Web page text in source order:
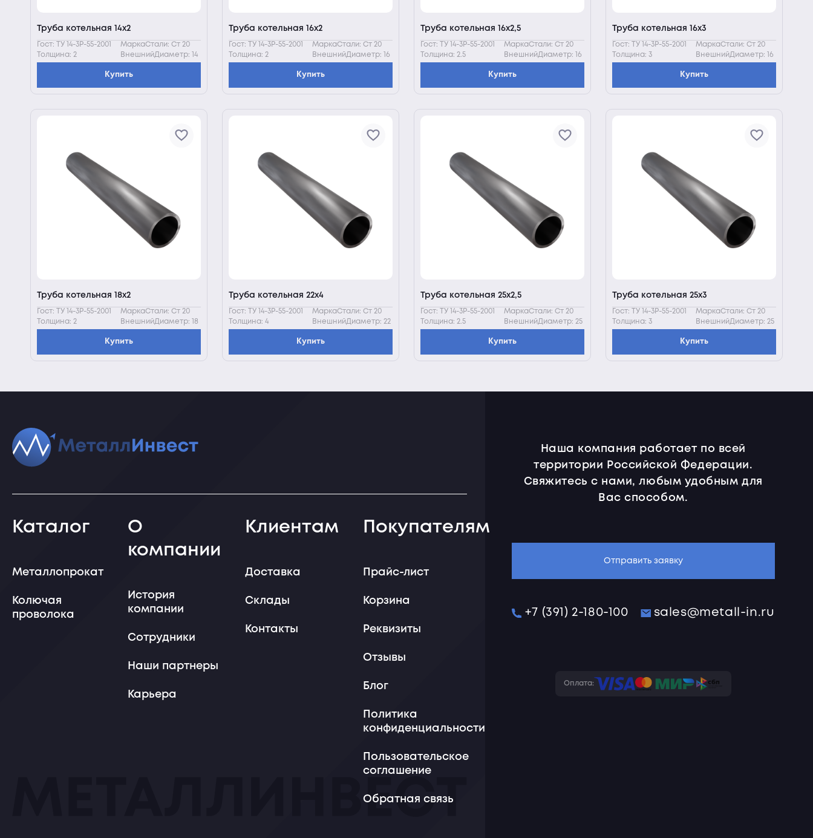
Труба котельная 14х2
Гост: ТУ 14-3Р-55-2001
МаркаСтали: Ст 20
Толщина: 2
ВнешнийДиаметр: 14
Купить
Труба котельная 16х2
Гост: ТУ 14-3Р-55-2001
МаркаСтали: Ст 20
Толщина: 2
ВнешнийДиаметр: 16
Купить
Труба котельная 16х2,5
Гост: ТУ 14-3Р-55-2001
МаркаСтали: Ст 20
Толщина: 2.5
ВнешнийДиаметр: 16
Купить
Труба котельная 16х3
Гост: ТУ 14-3Р-55-2001
МаркаСтали: Ст 20
Толщина: 3
ВнешнийДиаметр: 16
Купить
Труба котельная 18х2
Гост: ТУ 14-3Р-55-2001
МаркаСтали: Ст 20
Толщина: 2
ВнешнийДиаметр: 18
Купить
Труба котельная 22х4
Гост: ТУ 14-3Р-55-2001
МаркаСтали: Ст 20
Толщина: 4
ВнешнийДиаметр: 22
Купить
Труба котельная 25х2,5
Гост: ТУ 14-3Р-55-2001
МаркаСтали: Ст 20
Толщина: 2.5
ВнешнийДиаметр: 25
Купить
Труба котельная 25х3
Гост: ТУ 14-3Р-55-2001
МаркаСтали: Ст 20
Толщина: 3
ВнешнийДиаметр: 25
Купить
Каталог
Металлопрокат
Колючая
проволока
О
компании
История
компании
Сотрудники
Наши партнеры
Карьера
Клиентам
Доставка
Склады
Контакты
Покупателям
Прайс-лист
Корзина
Реквизиты
Отзывы
Блог
Политика
конфиденциальности
Пользовательское
соглашение
Обратная связь
Наша компания работает по всей
территории Российской Федерации.
Свяжитесь с нами, любым удобным для
Вас способом.
Отправить заявку
+7 (391) 2-180-100 sales@metall-in.ru
Оплата: